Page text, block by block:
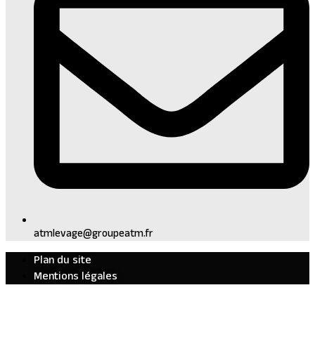
atmlevage@groupeatm.fr
Plan du site
Mentions légales